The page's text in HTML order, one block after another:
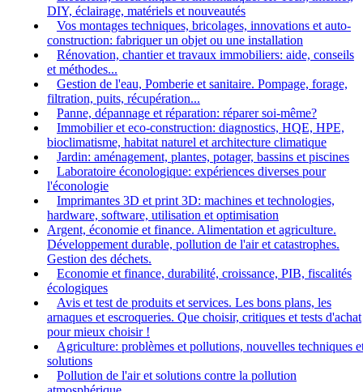
DIY, éclairage, matériels et nouveautés
Vos montages techniques, bricolages, innovations et auto-
construction: fabriquer un objet ou une installation
Rénovation, chantier et travaux immobiliers: aide, conseils
et méthodes...
Gestion de l'eau, Pomberie et sanitaire. Pompage, forage,
filtration, puits, récupération...
Panne, dépannage et réparation: réparer soi-même?
Immobilier et eco-construction: diagnostics, HQE, HPE,
bioclimatisme, habitat naturel et architecture climatique
Jardin: aménagement, plantes, potager, bassins et piscines
Laboratoire éconologique: expériences diverses pour
l'éconologie
Imprimantes 3D et print 3D: machines et technologies,
hardware, software, utilisation et optimisation
Argent, économie et finance. Alimentation et agriculture.
Développement durable, pollution de l'air et catastrophes.
Gestion des déchets.
Economie et finance, durabilité, croissance, PIB, fiscalités
écologiques
Avis et test de produits et services. Les bons plans, les
arnaques et escroqueries. Que choisir, critiques et tests d'achat
pour mieux choisir !
Agriculture: problèmes et pollutions, nouvelles techniques
solutions
Pollution de l'air et solutions contre la pollution